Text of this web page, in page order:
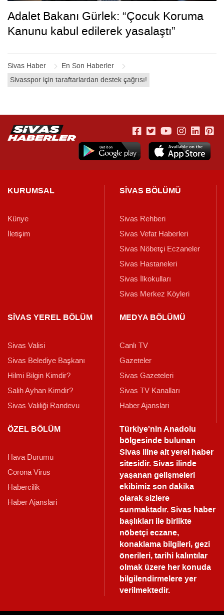
Sivas Haber
En Son Haberler
Sivasspor için taraftarlardan destek çağrısı!
Adalet Bakanı Gürlek: “Çocuk Koruma
Kanunu kabul edilerek yasalaştı”
KURUMSAL
Künye
İletişim
SİVAS BÖLÜMÜ
Sivas Rehberi
Sivas Vefat Haberleri
Sivas Nöbetçi Eczaneler
Sivas Hastaneleri
Sivas İlkokulları
Sivas Merkez Köyleri
SİVAS YEREL BÖLÜM
Sivas Valisi
Sivas Belediye Başkanı
Hilmi Bilgin Kimdir?
Salih Ayhan Kimdir?
Sivas Valiliği Randevu
MEDYA BÖLÜMÜ
Canlı TV
Gazeteler
Sivas Gazeteleri
Sivas TV Kanalları
Haber Ajanslari
ÖZEL BÖLÜM
Hava Durumu
Corona Virüs
Habercilik
Haber Ajanslari
Türkiye'nin Anadolu
bölgesinde bulunan
Sivas iline ait yerel haber
sitesidir. Sivas ilinde
yaşanan gelişmeleri
ekibimiz son dakika
olarak sizlere
sunmaktadır.Sivas haber
başlıkları ile birlikte
nöbetçi eczane,
konaklama bilgileri, gezi
önerileri, tarihi kalıntılar
olmak üzere her konuda
bilgilendirmelere yer
verilmektedir.